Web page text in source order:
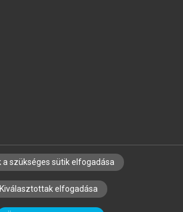
CÉGEKNEK KÖNYVTÁROSOKNAK
ÉS LEKTORÁLÁSI ALAPELVEK
a szükséges sütik elfogadása
Kiválasztottak elfogadása